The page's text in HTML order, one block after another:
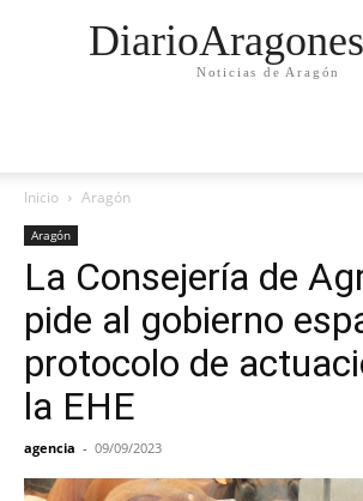
Noticias de Aragón
Inicio Aragón
Aragón
La Consejería de
pide al gobierno
protocolo de
la EHE
agencia - 09/09/2023